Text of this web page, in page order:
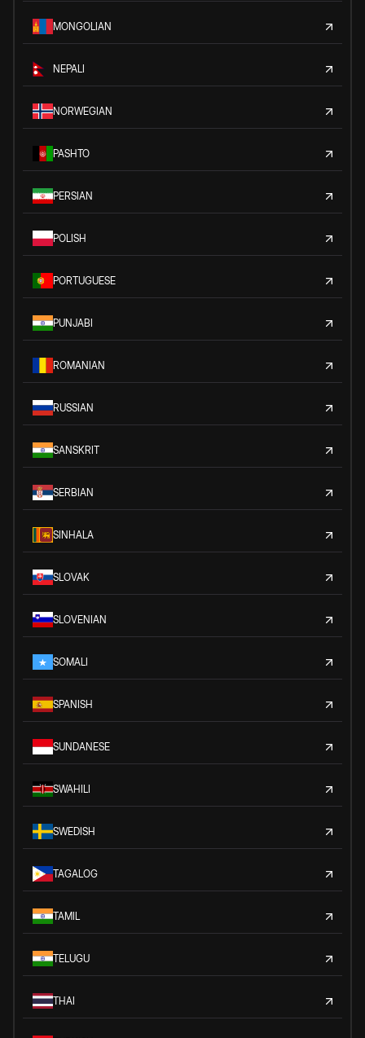
MONGOLIAN
NEPALI
NORWEGIAN
PASHTO
PERSIAN
POLISH
PORTUGUESE
PUNJABI
ROMANIAN
RUSSIAN
SANSKRIT
SERBIAN
SINHALA
SLOVAK
SLOVENIAN
SOMALI
SPANISH
SUNDANESE
SWAHILI
SWEDISH
TAGALOG
TAMIL
TELUGU
THAI